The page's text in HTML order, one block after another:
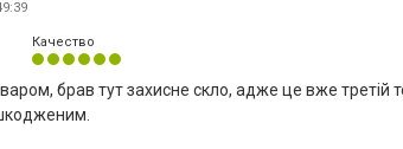
Качество
брав тут захисне скло, адже це вже третій